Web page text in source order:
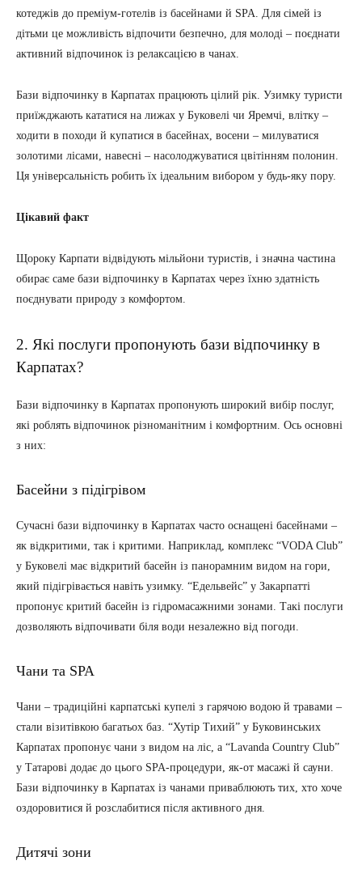
котеджів до преміум-готелів із басейнами й SPA. Для сімей із
дітьми це можливість відпочити безпечно, для молоді – поєднати
активний відпочинок із релаксацією в чанах.
Бази відпочинку в Карпатах працюють цілий рік. Узимку туристи
приїжджають кататися на лижах у Буковелі чи Яремчі, влітку –
ходити в походи й купатися в басейнах, восени – милуватися
золотими лісами, навесні – насолоджуватися цвітінням полонин.
Ця універсальність робить їх ідеальним вибором у будь-яку пору.
Цікавий факт
Щороку Карпати відвідують мільйони туристів, і значна частина
обирає саме бази відпочинку в Карпатах через їхню здатність
поєднувати природу з комфортом.
2. Які послуги пропонують бази відпочинку в
Карпатах?
Бази відпочинку в Карпатах пропонують широкий вибір послуг,
які роблять відпочинок різноманітним і комфортним. Ось основні
з них:
Басейни з підігрівом
Сучасні бази відпочинку в Карпатах часто оснащені басейнами –
як відкритими, так і критими. Наприклад, комплекс “VODA Club”
у Буковелі має відкритий басейн із панорамним видом на гори,
який підігрівається навіть узимку. “Едельвейс” у Закарпатті
пропонує критий басейн із гідромасажними зонами. Такі послуги
дозволяють відпочивати біля води незалежно від погоди.
Чани та SPA
Чани – традиційні карпатські купелі з гарячою водою й травами –
стали візитівкою багатьох баз. “Хутір Тихий” у Буковинських
Карпатах пропонує чани з видом на ліс, а “Lavanda Country Club”
у Татарові додає до цього SPA-процедури, як-от масажі й сауни.
Бази відпочинку в Карпатах із чанами приваблюють тих, хто хоче
оздоровитися й розслабитися після активного дня.
Дитячі зони